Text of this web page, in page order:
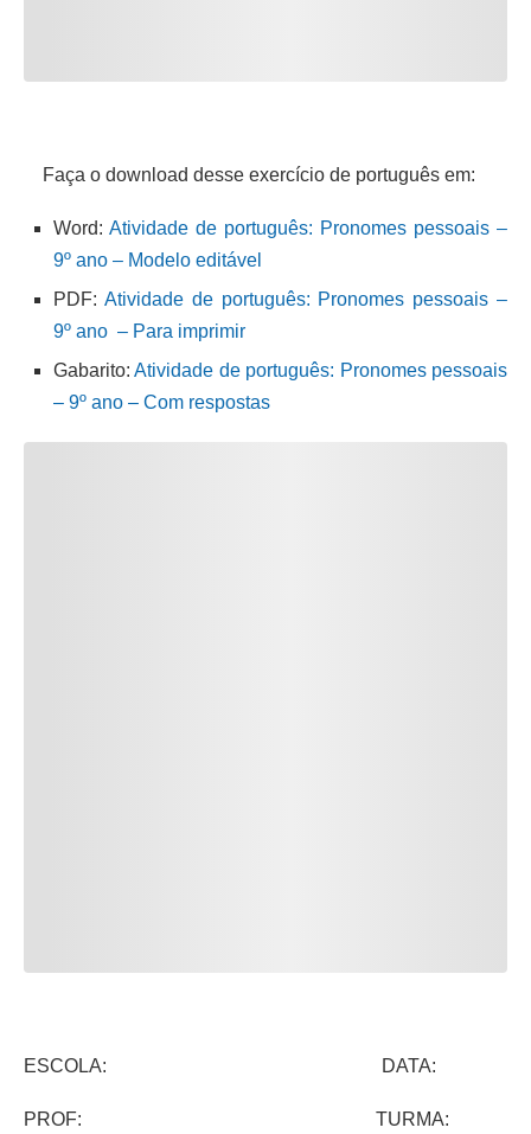
Faça o download desse exercício de português em:
Word: Atividade de português: Pronomes pessoais –
9º ano – Modelo editável
PDF: Atividade de português: Pronomes pessoais –
9º ano – Para imprimir
Gabarito:Atividade de português: Pronomes pessoais
– 9º ano – Com respostas
ESCOLA: DATA:
PROF: TURMA: